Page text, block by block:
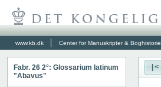
www.kb.dk Center for Manuskripter & Boghistorie
Fabr. 26 2°: Glossarium latinum
"Abavus"
|<